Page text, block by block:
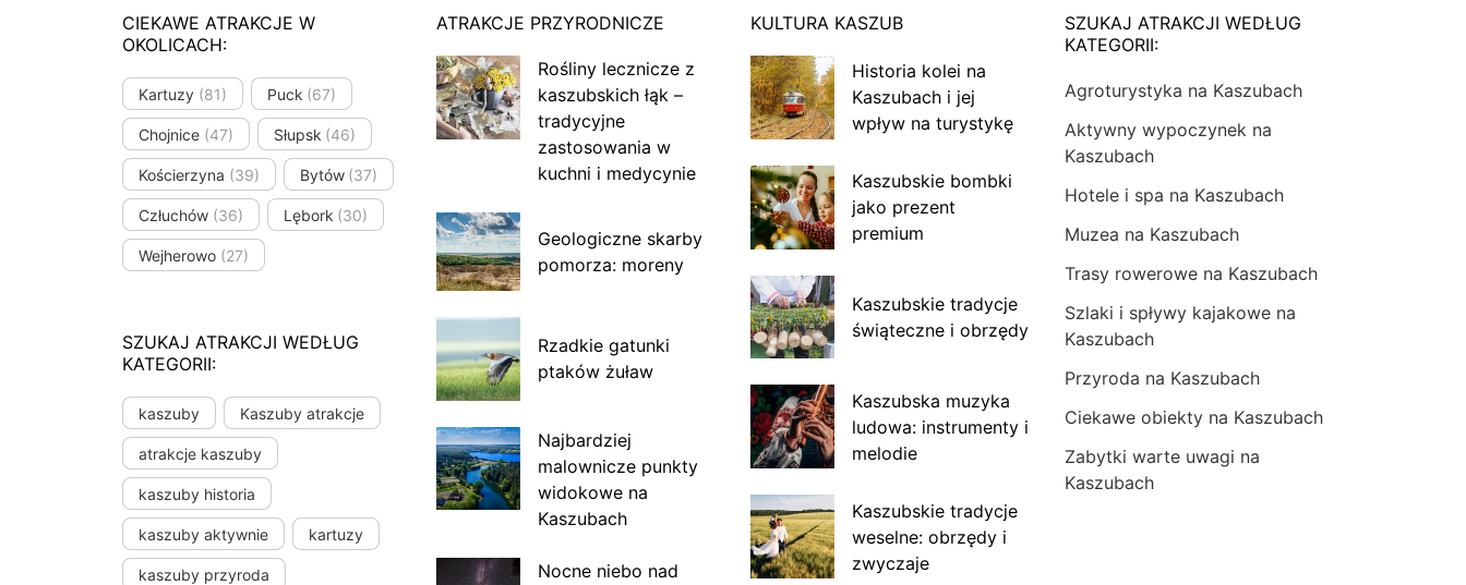
CIEKAWE ATRAKCJE W
OKOLICACH:
Kartuzy (81) Puck (67)
Chojnice (47) Słupsk (46)
Kościerzyna (39) Bytów (37)
Człuchów (36) Lębork (30)
Wejherowo (27)
SZUKAJ ATRAKCJI WEDŁUG
KATEGORII:
kaszuby Kaszuby atrakcje
atrakcje kaszuby
kaszuby historia
kaszuby aktywnie kartuzy
kaszuby przyroda
ATRAKCJE PRZYRODNICZE
Rośliny lecznicze z
kaszubskich łąk –
tradycyjne
zastosowania w
kuchni i medycynie
Geologiczne skarby
pomorza: moreny
Rzadkie gatunki
ptaków żuław
Najbardziej
malownicze punkty
widokowe na
Kaszubach
Nocne niebo nad
KULTURA KASZUB
Historia kolei na
Kaszubach i jej
wpływ na turystykę
Kaszubskie bombki
jako prezent
premium
Kaszubskie tradycje
świąteczne i obrzędy
Kaszubska muzyka
ludowa: instrumenty i
melodie
Kaszubskie tradycje
weselne: obrzędy i
zwyczaje
SZUKAJ ATRAKCJI WEDŁUG
KATEGORII:
Agroturystyka na Kaszubach
Aktywny wypoczynek na
Kaszubach
Hotele i spa na Kaszubach
Muzea na Kaszubach
Trasy rowerowe na Kaszubach
Szlaki i spływy kajakowe na
Kaszubach
Przyroda na Kaszubach
Ciekawe obiekty na Kaszubach
Zabytki warte uwagi na
Kaszubach